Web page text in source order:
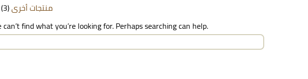
منتجات أخرى(3)
find what you’re looking for. Perhaps searching can help.